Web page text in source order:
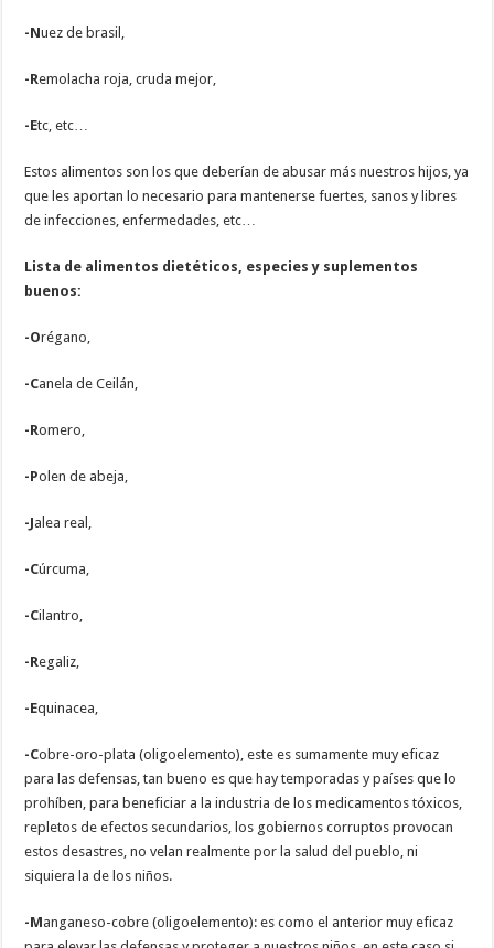
-Nuez de brasil,
-Remolacha roja, cruda mejor,
-Etc, etc…
Estos alimentos son los que deberían de abusar más nuestros hijos, ya
que les aportan lo necesario para mantenerse fuertes, sanos y libres
de infecciones, enfermedades, etc…
Lista de alimentos dietéticos, especies y suplementos
buenos:
-Orégano,
-Canela de Ceilán,
-Romero,
-Polen de abeja,
-Jalea real,
-Cúrcuma,
-Cilantro,
-Regaliz,
-Equinacea,
-Cobre-oro-plata (oligoelemento), este es sumamente muy eficaz
para las defensas, tan bueno es que hay temporadas y países que lo
prohíben, para beneficiar a la industria de los medicamentos tóxicos,
repletos de efectos secundarios, los gobiernos corruptos provocan
estos desastres, no velan realmente por la salud del pueblo, ni
siquiera la de los niños.
-Manganeso-cobre (oligoelemento): es como el anterior muy eficaz